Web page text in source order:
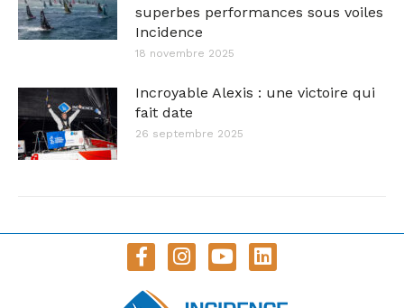
superbes performances sous voiles
Incidence
18 novembre 2025
Incroyable Alexis : une victoire qui
fait date
26 septembre 2025